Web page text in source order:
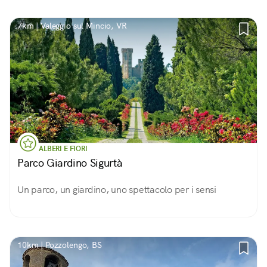
7km | Valeggio sul Mincio, VR
ALBERI E FIORI
Parco Giardino Sigurtà
Un parco, un giardino, uno spettacolo per i sensi
10km | Pozzolengo, BS